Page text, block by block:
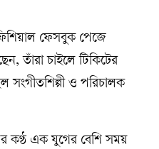
ফেসবুক পেজে
তাঁরা চাইলে টিকিটের
সংগীতশিল্পী ও পরিচালক
কণ্ঠ এক যুগের বেশি সময়